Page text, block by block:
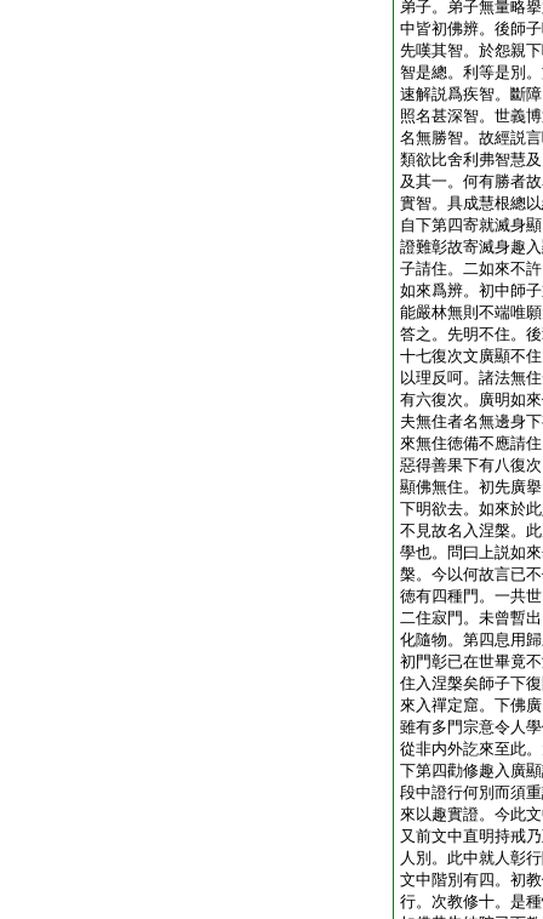
弟子。弟子無量略
中皆初佛辨。後師
先嘆其智。於怨親
智是總。利等是別
速解説爲疾智。斷
照名甚深智。世義
名無勝智。故經説
類欲比舍利弗智慧
及其一。何有勝者
實智。具成慧根總
自下第四寄就滅身
證難彰故寄滅身趣
子請住。二如來不
如來爲辨。初中師
能嚴林無則不端唯
答之。先明不住。
十七復次文廣顯不
以理反呵。諸法無
有六復次。廣明如
夫無住者名無邊身
來無住徳備不應請
惡得善果下有八復
顯佛無住。初先廣
下明欲去。如來於
不見故名入涅槃。
學也。問曰上説如
槃。今以何故言已
徳有四種門。一共
二住寂門。未曾暫
化隨物。第四息用
初門彰已在世畢竟
住入涅槃矣師子下
來入禪定窟。下佛
雖有多門宗意令人
從非内外訖來至此
下第四勸修趣入廣
段中證行何別而須
來以趣實證。今此
又前文中直明持戒
人別。此中就人彰
文中階別有四。初
行。次教修十。是